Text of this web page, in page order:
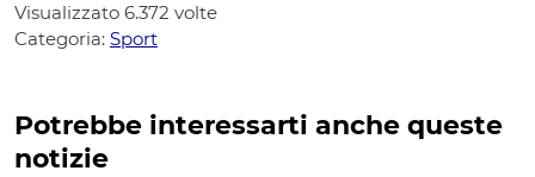
Visualizzato 6.372 volte
Categoria: Sport
Potrebbe interessarti anche queste
notizie